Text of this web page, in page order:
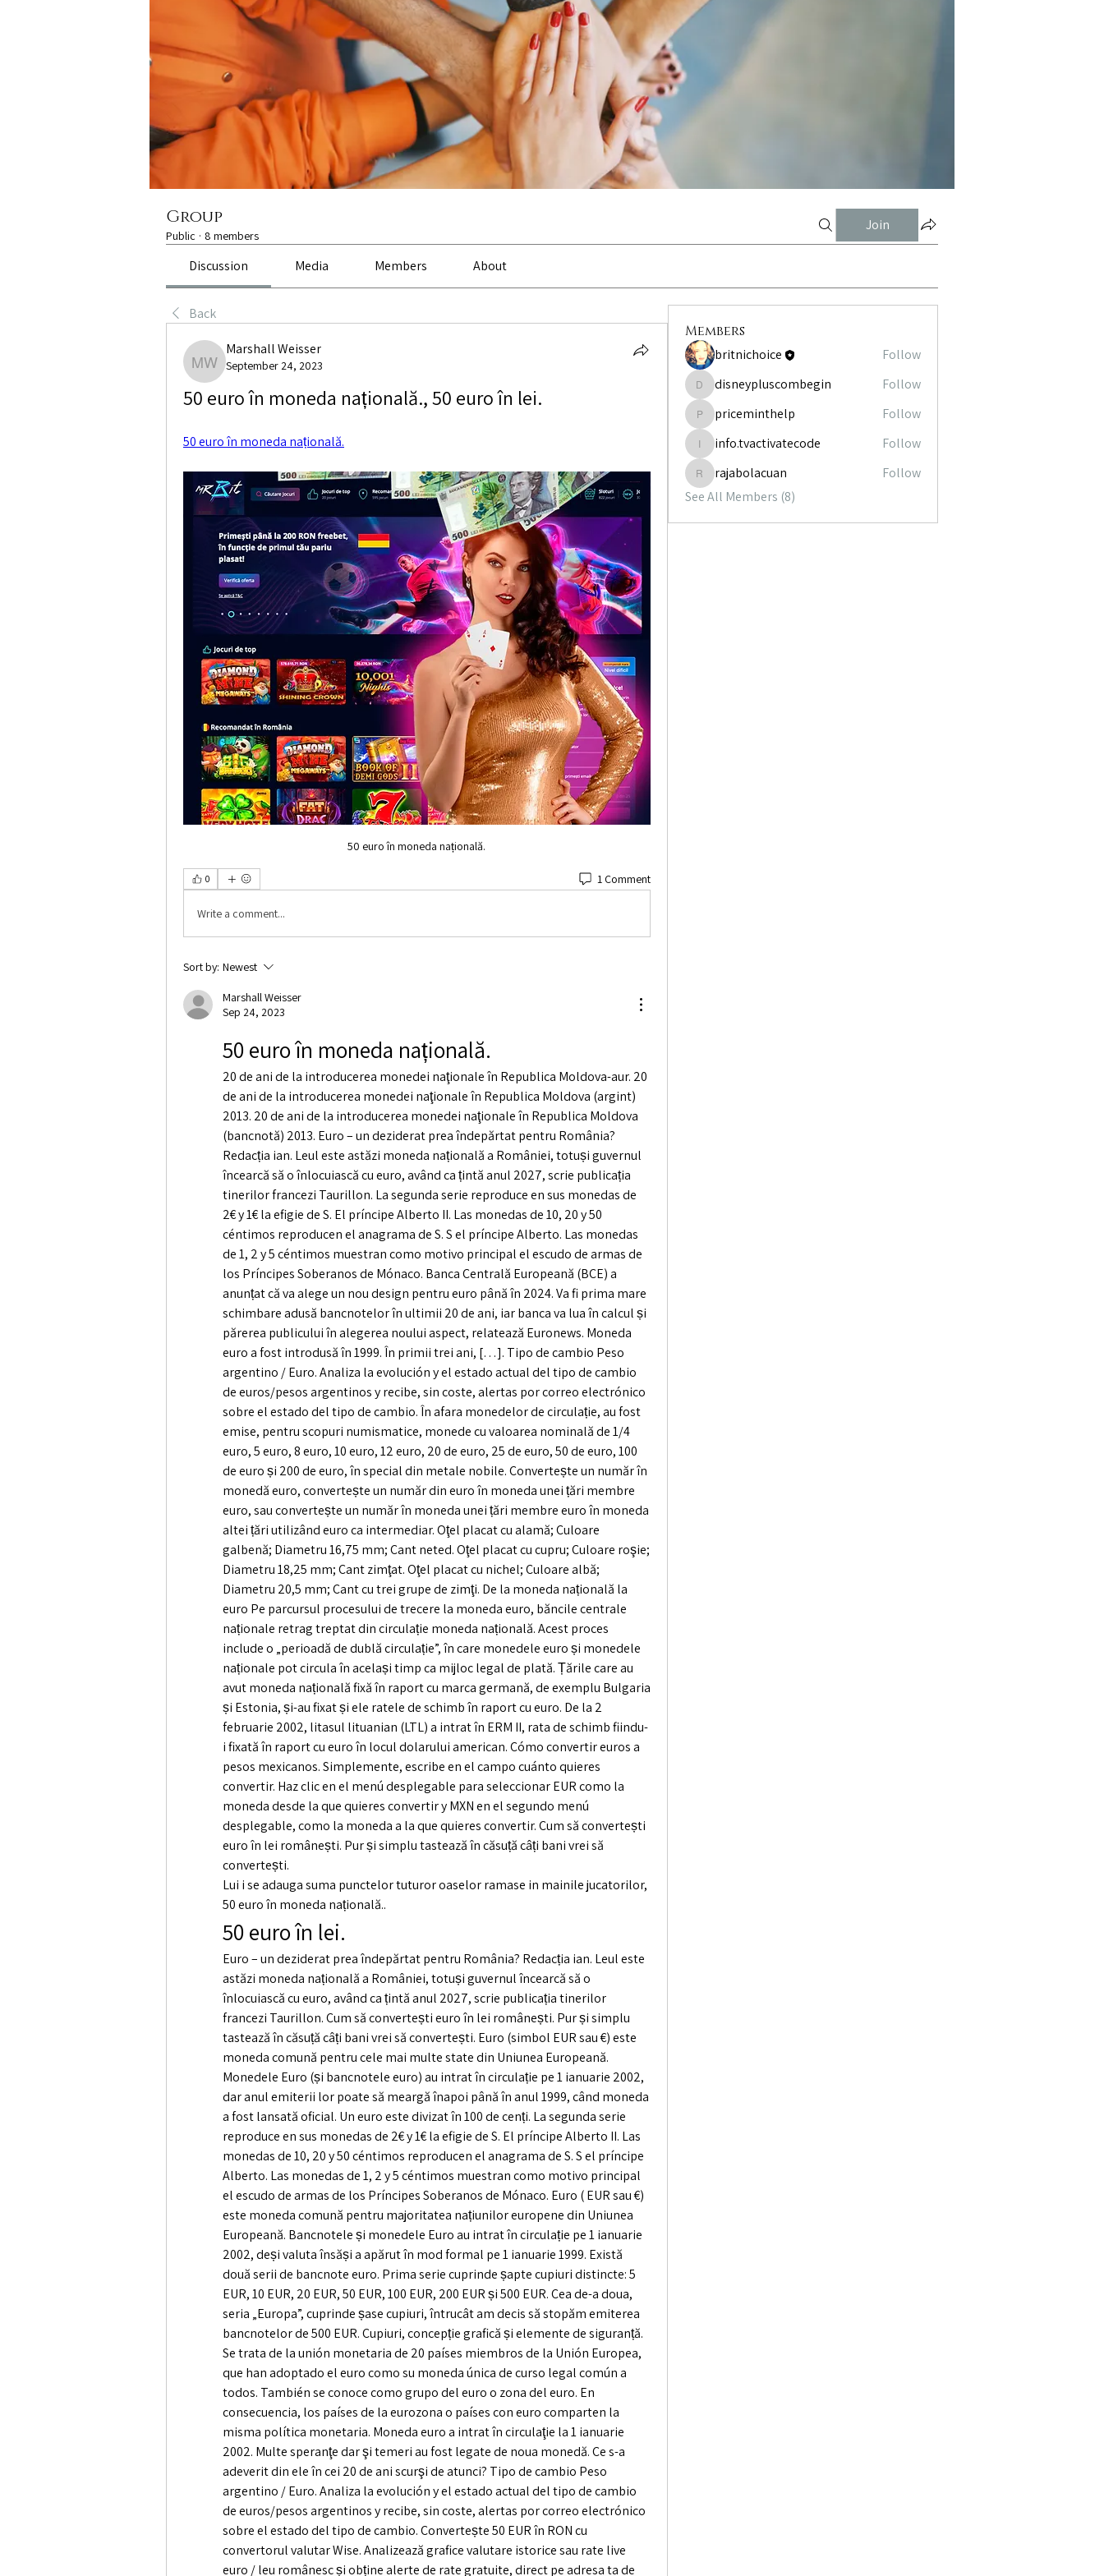
Group
Public · 8 members
Join
Discussion Media Members About
Back
Marshall Weisser
Marshall Weisser
September 24, 2023
50 euro în moneda națională., 50 euro în lei.
50 euro în moneda națională.
50 euro în moneda națională.
0 1 Comment
Write a comment...
Sort by: Newest
Marshall Weisser
Sep 24, 2023
50 euro în moneda națională.
20 de ani de la introducerea monedei naţionale în Republica Moldova-aur. 20
de ani de la introducerea monedei naţionale în Republica Moldova (argint)
2013. 20 de ani de la introducerea monedei naţionale în Republica Moldova
(bancnotă) 2013. Euro – un deziderat prea îndepărtat pentru România?
Redacția ian. Leul este astăzi moneda națională a României, totuși guvernul
încearcă să o înlocuiască cu euro, având ca țintă anul 2027, scrie publicația
tinerilor francezi Taurillon. La segunda serie reproduce en sus monedas de
2€ y 1€ la efigie de S. El príncipe Alberto II. Las monedas de 10, 20 y 50
céntimos reproducen el anagrama de S. S el príncipe Alberto. Las monedas
de 1, 2 y 5 céntimos muestran como motivo principal el escudo de armas de
los Príncipes Soberanos de Mónaco. Banca Centrală Europeană (BCE) a
anunțat că va alege un nou design pentru euro până în 2024. Va fi prima mare
schimbare adusă bancnotelor în ultimii 20 de ani, iar banca va lua în calcul și
părerea publicului în alegerea noului aspect, relatează Euronews. Moneda
euro a fost introdusă în 1999. În primii trei ani, […]. Tipo de cambio Peso
argentino / Euro. Analiza la evolución y el estado actual del tipo de cambio
de euros/pesos argentinos y recibe, sin coste, alertas por correo electrónico
sobre el estado del tipo de cambio. În afara monedelor de circulație, au fost
emise, pentru scopuri numismatice, monede cu valoarea nominală de 1/4
euro, 5 euro, 8 euro, 10 euro, 12 euro, 20 de euro, 25 de euro, 50 de euro, 100
de euro și 200 de euro, în special din metale nobile. Convertește un număr în
monedă euro, convertește un număr din euro în moneda unei țări membre
euro, sau convertește un număr în moneda unei țări membre euro în moneda
altei țări utilizând euro ca intermediar. Oţel placat cu alamă; Culoare
galbenă; Diametru 16,75 mm; Cant neted. Oţel placat cu cupru; Culoare roşie;
Diametru 18,25 mm; Cant zimţat. Oţel placat cu nichel; Culoare albă;
Diametru 20,5 mm; Cant cu trei grupe de zimţi. De la moneda națională la
euro Pe parcursul procesului de trecere la moneda euro, băncile centrale
naționale retrag treptat din circulație moneda națională. Acest proces
include o „perioadă de dublă circulație”, în care monedele euro și monedele
naționale pot circula în același timp ca mijloc legal de plată. Țările care au
avut moneda națională fixă în raport cu marca germană, de exemplu Bulgaria
și Estonia, și-au fixat și ele ratele de schimb în raport cu euro. De la 2
februarie 2002, litasul lituanian (LTL) a intrat în ERM II, rata de schimb fiindu-
i fixată în raport cu euro în locul dolarului american. Cómo convertir euros a
pesos mexicanos. Simplemente, escribe en el campo cuánto quieres
convertir. Haz clic en el menú desplegable para seleccionar EUR como la
moneda desde la que quieres convertir y MXN en el segundo menú
desplegable, como la moneda a la que quieres convertir. Cum să convertești
euro în lei românești. Pur și simplu tastează în căsuță câți bani vrei să
convertești.
Lui i se adauga suma punctelor tuturor oaselor ramase in mainile jucatorilor,
50 euro în moneda națională..
50 euro în lei.
Euro – un deziderat prea îndepărtat pentru România? Redacția ian. Leul este
astăzi moneda națională a României, totuși guvernul încearcă să o
înlocuiască cu euro, având ca țintă anul 2027, scrie publicația tinerilor
francezi Taurillon. Cum să convertești euro în lei românești. Pur și simplu
tastează în căsuță câți bani vrei să convertești. Euro (simbol EUR sau €) este
moneda comună pentru cele mai multe state din Uniunea Europeană.
Monedele Euro (și bancnotele euro) au intrat în circulație pe 1 ianuarie 2002,
dar anul emiterii lor poate să meargă înapoi până în anul 1999, când moneda
a fost lansată oficial. Un euro este divizat în 100 de cenți. La segunda serie
reproduce en sus monedas de 2€ y 1€ la efigie de S. El príncipe Alberto II. Las
monedas de 10, 20 y 50 céntimos reproducen el anagrama de S. S el príncipe
Alberto. Las monedas de 1, 2 y 5 céntimos muestran como motivo principal
el escudo de armas de los Príncipes Soberanos de Mónaco. Euro ( EUR sau €)
este moneda comună pentru majoritatea națiunilor europene din Uniunea
Europeană. Bancnotele și monedele Euro au intrat în circulație pe 1 ianuarie
2002, deși valuta însăși a apărut în mod formal pe 1 ianuarie 1999. Există
două serii de bancnote euro. Prima serie cuprinde șapte cupiuri distincte: 5
EUR, 10 EUR, 20 EUR, 50 EUR, 100 EUR, 200 EUR și 500 EUR. Cea de-a doua,
seria „Europa”, cuprinde șase cupiuri, întrucât am decis să stopăm emiterea
bancnotelor de 500 EUR. Cupiuri, concepție grafică și elemente de siguranță.
Se trata de la unión monetaria de 20 países miembros de la Unión Europea,
que han adoptado el euro como su moneda única de curso legal común a
todos. También se conoce como grupo del euro o zona del euro. En
consecuencia, los países de la eurozona o países con euro comparten la
misma política monetaria. Moneda euro a intrat în circulaţie la 1 ianuarie
2002. Multe speranţe dar şi temeri au fost legate de noua monedă. Ce s-a
adeverit din ele în cei 20 de ani scurşi de atunci? Tipo de cambio Peso
argentino / Euro. Analiza la evolución y el estado actual del tipo de cambio
de euros/pesos argentinos y recibe, sin coste, alertas por correo electrónico
sobre el estado del tipo de cambio. Convertește 50 EUR în RON cu
convertorul valutar Wise. Analizează grafice valutare istorice sau rate live
euro / leu românesc și obține alerte de rate gratuite, direct pe adresa ta de
Members
britnichoice Follow
disneypluscombegin
disneypluscombegin Follow
priceminthelp
priceminthelp Follow
info.tvactivatecode
info.tvactivatecode Follow
rajabolacuan
rajabolacuan
Follow
See All Members (8)